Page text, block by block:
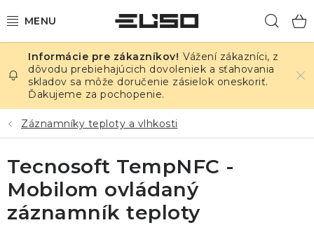
na
ELEKTRINA
TEPLOTA A VLHKOSŤ
TLAK A ÚNIKY
ZÁZNAMNÍKY
KALIBRÁCIA
Vážení zákazníci, z
dôvodu prebiehajúcich dovoleniek a sťahovania
skladov sa môže doručenie zásielok oneskoriť.
Ďakujeme za pochopenie.
Záznamníky teploty a vlhkosti
Tecnosoft TempNFC -
Mobilom ovládaný
záznamník teploty